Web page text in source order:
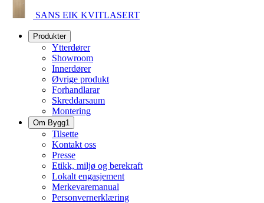
SANS EIK KVITLASERT
Produkter
Ytterdører
Showroom
Innerdører
Øvrige produkt
Forhandlarar
Skreddarsaum
Montering
Om Bygg1
Tilsette
Kontakt oss
Presse
Etikk, miljø og berekraft
Lokalt engasjement
Merkevaremanual
Personvernerklæring